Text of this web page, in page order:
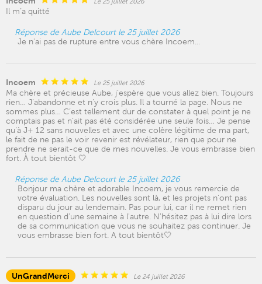
Il m’a quitté
Réponse de Aube Delcourt le 25 juillet 2026
Je n'ai pas de rupture entre vous chère Incoem...
Incoem Le 25 juillet 2026
Ma chère et précieuse Aube, j’espère que vous allez bien. Toujours
rien… J’abandonne et n’y crois plus. Il a tourné la page. Nous ne
sommes plus… C’est tellement dur de constater à quel point je ne
comptais pas et n’ait pas été considérée une seule fois… Je pense
qu’à J+ 12 sans nouvelles et avec une colère légitime de ma part,
le fait de ne pas le voir revenir est révélateur, rien que pour ne
prendre ne serait-ce que de mes nouvelles. Je vous embrasse bien
fort. À tout bientôt 🤍
Réponse de Aube Delcourt le 25 juillet 2026
Bonjour ma chère et adorable Incoem, je vous remercie de
votre évaluation. Les nouvelles sont là, et les projets n'ont pas
disparu du jour au lendemain. Pas pour lui, car il ne remet rien
en question d'une semaine à l'autre. N'hésitez pas à lui dire lors
de sa communication que vous ne souhaitez pas continuer. Je
vous embrasse bien fort. A tout bientôt🤍
UnGrandMerci Le 24 juillet 2026